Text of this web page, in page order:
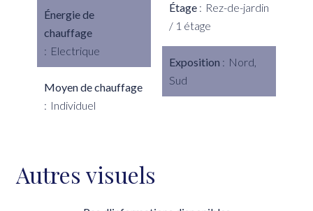
Énergie de
chauffage
Electrique
Moyen de chauffage
Individuel
Étage
Rez-de-jardin
/ 1 étage
Exposition
Nord,
Sud
Autres visuels